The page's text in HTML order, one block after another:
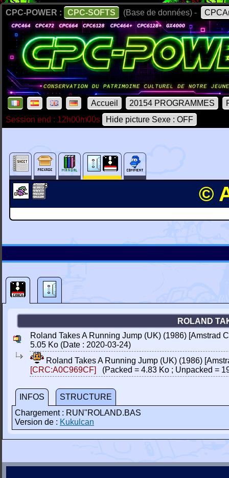
CPC-POWER : CPC-SOFTS (Base de données) -
Accueil 20154 PROGRAMMES
Session end : 12h00m00s
Hide picture Sexe : OFF
©
ROLAND
Roland Takes A Running Jump (UK) (1986) [Amstrad
5.05 Ko (Date : 2020-03-24)
Roland Takes A Running Jump (UK) (1986)
[CRC:A0C969CF]
(Packed = 4.83 Ko ; Unpacked =
INFOS
STRUCTURE
Chargement : RUN"ROLAND.BAS
Version de : Kukulcan